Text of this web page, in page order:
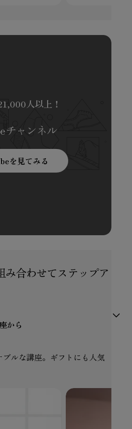
人以上！
チャンネル
を見てみる
み合わせてステップア
ルな講座。ギフトにも人気
チ